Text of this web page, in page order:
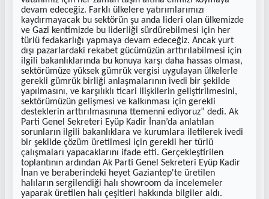
devam edeceğiz. Farklı ülkelere yatırımlarımızı
kaydırmayacak bu sektörün şu anda lideri olan ülkemizde
ve Gazi kentimizde bu liderliği sürdürebilmesi için her
türlü fedakarlığı yapmaya devam edeceğiz. Ancak yurt
dışı pazarlardaki rekabet gücümüzün arttırılabilmesi için
ilgili bakanlıklarında bu konuya karşı daha hassas olması,
sektörümüze yüksek gümrük vergisi uygulayan ülkelerle
gerekli gümrük birliği anlaşmalarının ivedi bir şekilde
yapılmasını, ve karşılıklı ticari ilişkilerin geliştirilmesini,
sektörümüzün gelişmesi ve kalkınması için gerekli
desteklerin arttırılmasınına ttemenni ediyoruz” dedi. Ak
Parti Genel Sekreteri Eyüp Kadir İnan’da anlatılan
sorunların ilgili bakanlıklara ve kurumlara iletilerek ivedi
bir şekilde çözüm üretilmesi için gerekli her türlü
çalışmaları yapacaklarını ifade etti. Gerçekleştirilen
toplantının ardından Ak Parti Genel Sekreteri Eyüp Kadir
İnan ve beraberindeki heyet Gaziantep'te üretilen
halıların sergilendiği halı showroom da incelemeler
yaparak üretilen halı çeşitleri hakkında bilgiler aldı.